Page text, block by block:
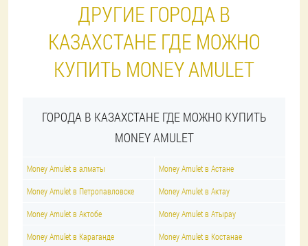
ДРУГИЕ ГОРОДА В
КАЗАХСТАНЕ ГДЕ МОЖНО
КУПИТЬ MONEY AMULET
ГОРОДА В КАЗАХСТАНЕ ГДЕ МОЖНО КУПИТЬ
MONEY AMULET
Money Amulet в алматы Money Amulet в Астане
Money Amulet в Петропавловске Money Amulet в Актау
Money Amulet в Актобе Money Amulet в Атырау
Money Amulet в Караганде Money Amulet в Костанае